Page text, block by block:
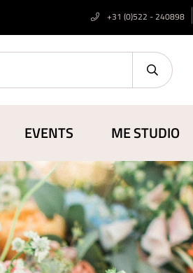
+31 (0)522 - 240898
EVENTS ME STUDIO